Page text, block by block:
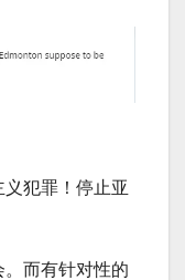
犯罪！停止亚
而有针对性的